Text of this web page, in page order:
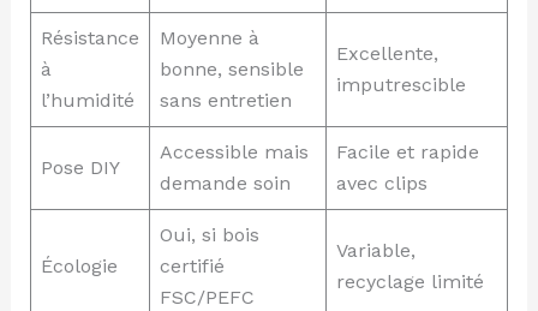
Résistance
à
l’humidité
Moyenne à
bonne, sensible
sans entretien
Excellente,
imputrescible
Pose DIY
Accessible mais
demande soin
Facile et rapide
avec clips
Écologie
Oui, si bois
certifié
FSC/PEFC
Variable,
recyclage limité